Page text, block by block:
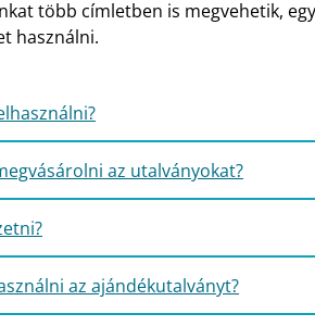
több címletben is megvehetik,
használni.
az utalványokat?
az ajándékutalványt?